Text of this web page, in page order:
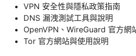
VPN 安全性與隱私政策指南
DNS 漏洩測試工具與說明
OpenVPN、WireGuard 官方網
Tor 官方網站與使用說明